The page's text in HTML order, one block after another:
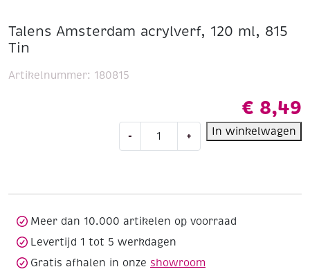
Talens Amsterdam acrylverf, 120 ml, 815
Tin
€ 8,49
-
Amsterdam
Tin
aantal
+ In winkelwagen
Artikelnummer: 180815
Meer dan 10.000 artikelen op voorraad
Levertijd 1 tot 5 werkdagen
Gratis afhalen in onze showroom